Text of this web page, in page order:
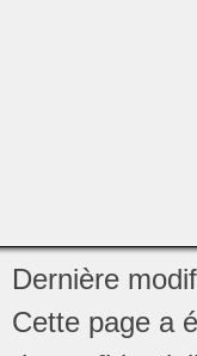
Dernière
Cette page a